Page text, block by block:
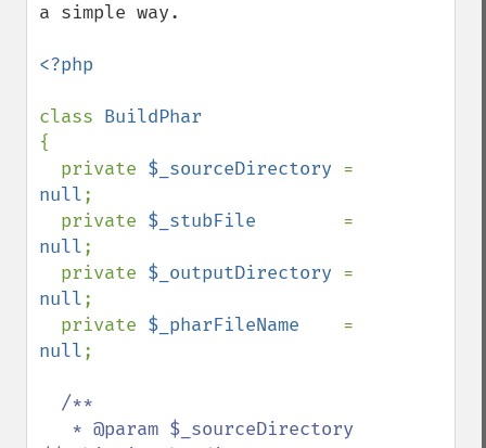
a simple way.
<?php
class
{
  private
$_sourceDirectory
null;
  private
$_stubFile
null;
  private
$_outputDirectory
null;
  private
$_pharFileName
null;
/**